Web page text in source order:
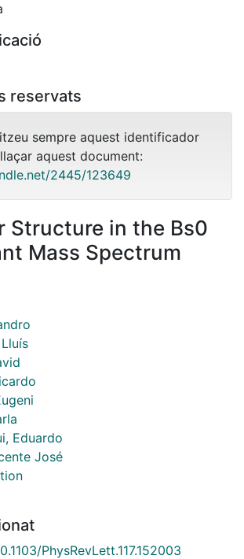
reservats
sempre aquest identificador
aquest document:
2445/123649
Structure in the Bs0
Mass Spectrum
Eduardo
José
PhysRevLett.117.152003